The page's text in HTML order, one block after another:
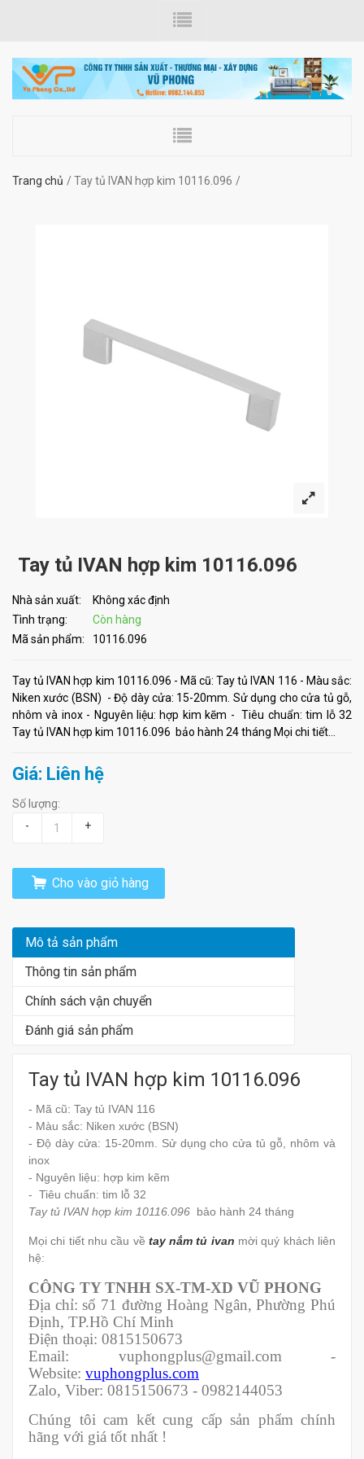
Trang chủ Tay tủ IVAN hợp kim 10116.096
Tay tủ IVAN hợp kim 10116.096
Nhà sản xuất:
Không xác định
Tình trạng:
Còn hàng
Mã sản phẩm:
10116.096
Tay tủ IVAN hợp kim 10116.096 - Mã cũ: Tay tủ IVAN 116 - Màu sắc:
Niken xước (BSN) - Độ dày cửa: 15-20mm. Sử dụng cho cửa tủ gỗ,
nhôm và inox - Nguyên liệu: hợp kim kẽm - Tiêu chuẩn: tim lỗ 32
Tay tủ IVAN hợp kim 10116.096 bảo hành 24 tháng Mọi chi tiết...
Giá: Liên hệ
Số lượng:
-
+
Cho vào giỏ hàng
Mô tả sản phẩm
Thông tin sản phẩm
Chính sách vận chuyển
Đánh giá sản phẩm
Tay tủ IVAN hợp kim 10116.096
- Mã cũ: Tay tủ IVAN 116
- Màu sắc: Niken xước (BSN)
- Độ dày cửa: 15-20mm. Sử dụng cho cửa tủ gỗ, nhôm và
inox
- Nguyên liệu: hợp kim kẽm
- Tiêu chuẩn: tim lỗ 32
Tay tủ IVAN hợp kim 10116.096 bảo hành 24 tháng
Mọi chi tiết nhu cầu về tay nắm tủ ivan mời quý khách liên
hệ:
CÔNG TY TNHH SX-TM-XD VŨ PHONG
Địa chỉ: số 71 đường Hoàng Ngân, Phường Phú
Định, TP.Hồ Chí Minh
Điện thoại: 0815150673
Email: vuphongplus@gmail.com -
Website: vuphongplus.com
Zalo, Viber: 0815150673 - 0982144053
Chúng tôi cam kết cung cấp sản phẩm chính
hãng với giá tốt nhất !